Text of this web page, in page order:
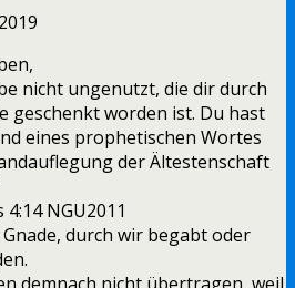
nicht ungenutzt, die dir durch
geschenkt worden ist. Du hast
eines prophetischen Wortes
der Ältestenschaft
‭NGU2011‬‬
Gnade, durch wir begabt oder